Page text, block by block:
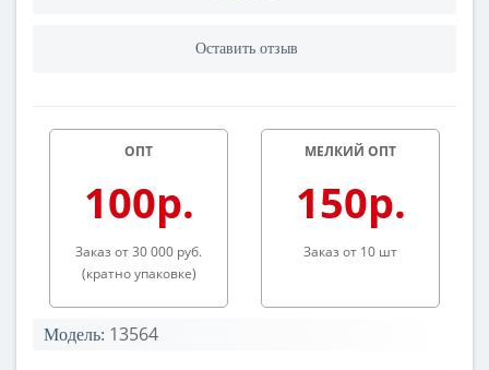
Оставить отзыв
ОПТ
100р.
Заказ от 30 000 руб.
(кратно упаковке)
МЕЛКИЙ ОПТ
150р.
Заказ от 10 шт
Модель: 13564